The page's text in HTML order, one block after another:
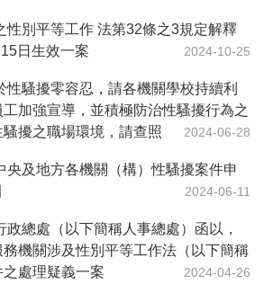
性別平等工作 法第32條之3規定解釋
日生效一案
2024-10-25
性騷擾零容忍，請各機關學校持續利
加強宣導，並積極防治性騷擾行為之
擾之職場環境，請查照
2024-06-28
央及地方各機關（構）性騷擾案件申
2024-06-11
政總處（以下簡稱人事總處）函以，
機關涉及性別平等工作法（以下簡稱
處理疑義一案
2024-04-26